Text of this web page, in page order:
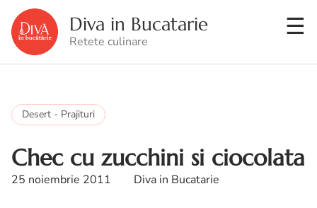
Diva in Bucatarie
Retete culinare
Desert - Prajituri
Chec cu zucchini si ciocolata
25 noiembrie 2011 Diva in Bucatarie